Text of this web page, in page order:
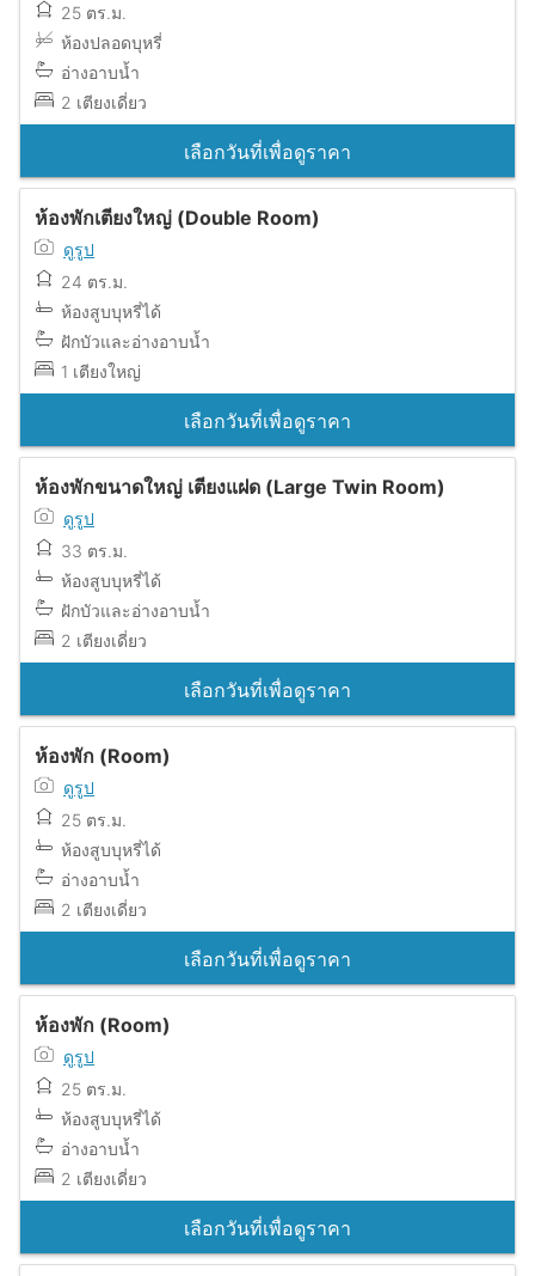
25 ตร.ม.
ห้องปลอดบุหรี่
อ่างอาบน้ำ
2 เตียงเดี่ยว
เลือกวันที่เพื่อดูราคา
ห้องพักเตียงใหญ่ (Double Room)
ดูรูป
24 ตร.ม.
ห้องสูบบุหรี่ได้
ฝักบัวและอ่างอาบน้ำ
1 เตียงใหญ่
เลือกวันที่เพื่อดูราคา
ห้องพักขนาดใหญ่ เตียงแฝด (Large Twin Room)
ดูรูป
33 ตร.ม.
ห้องสูบบุหรี่ได้
ฝักบัวและอ่างอาบน้ำ
2 เตียงเดี่ยว
เลือกวันที่เพื่อดูราคา
ห้องพัก (Room)
ดูรูป
25 ตร.ม.
ห้องสูบบุหรี่ได้
อ่างอาบน้ำ
2 เตียงเดี่ยว
เลือกวันที่เพื่อดูราคา
ห้องพัก (Room)
ดูรูป
25 ตร.ม.
ห้องสูบบุหรี่ได้
อ่างอาบน้ำ
2 เตียงเดี่ยว
เลือกวันที่เพื่อดูราคา